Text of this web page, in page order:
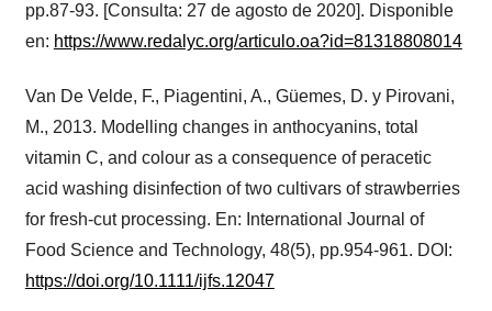
pp.87-93. [Consulta: 27 de agosto de 2020]. Disponible
en: https://www.redalyc.org/articulo.oa?id=81318808014
Van De Velde, F., Piagentini, A., Güemes, D. y Pirovani,
M., 2013. Modelling changes in anthocyanins, total
vitamin C, and colour as a consequence of peracetic
acid washing disinfection of two cultivars of strawberries
for fresh-cut processing. En: International Journal of
Food Science and Technology, 48(5), pp.954-961. DOI:
https://doi.org/10.1111/ijfs.12047